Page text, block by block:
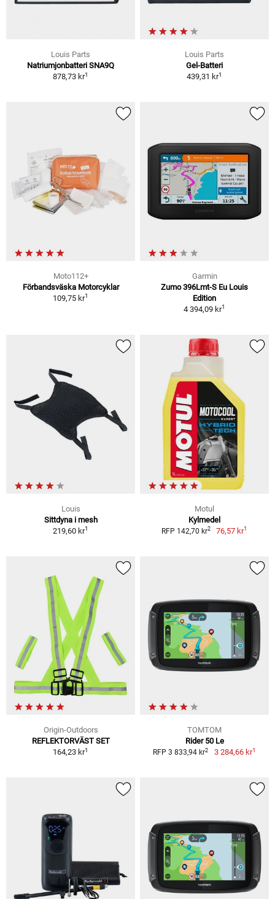
Louis Parts
Natriumjonbatteri SNA9Q
878,73 kr1
Louis Parts
Gel-Batteri
439,31 kr1
Moto112+
Förbandsväska Motorcyklar
109,75 kr1
Garmin
Zumo 396Lmt-S Eu Louis
Edition
4 394,09 kr1
Louis
Sittdyna i mesh
219,60 kr1
Motul
Kylmedel
RFP 142,70 kr2 76,57 kr1
Origin-Outdoors
REFLEKTORVÄST SET
164,23 kr1
TOMTOM
Rider 50 Le
RFP 3 833,94 kr2 3 284,66 kr1